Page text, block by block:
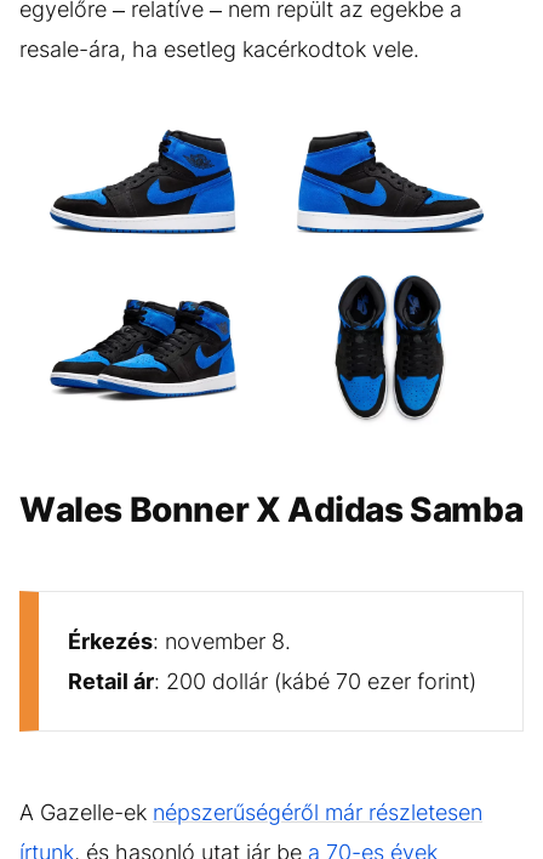
egyelőre – relatíve – nem repült az egekbe a
resale-ára, ha esetleg kacérkodtok vele.
Wales Bonner X Adidas Samba
Érkezés: november 8.
Retail ár: 200 dollár (kábé 70 ezer forint)
A Gazelle-ek népszerűségéről már részletesen
írtunk, és hasonló utat jár be a 70-es évek